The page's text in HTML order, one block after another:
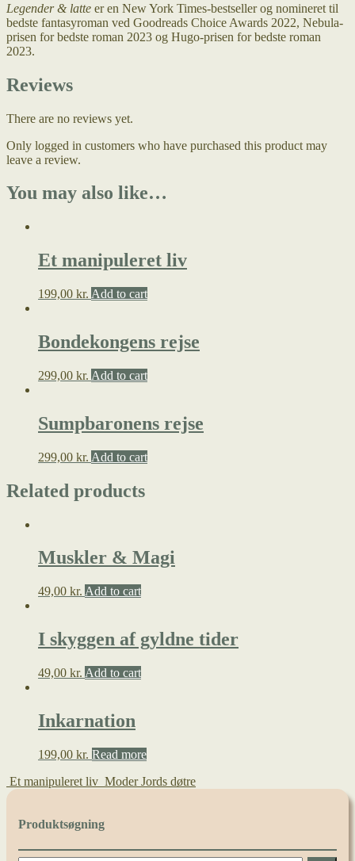
Legender & latte er en New York Times-bestseller og nomineret til
bedste fantasyroman ved Goodreads Choice Awards 2022, Nebula-
prisen for bedste roman 2023 og Hugo-prisen for bedste roman
2023.
Reviews
There are no reviews yet.
Only logged in customers who have purchased this product may
leave a review.
You may also like…
Et manipuleret liv
199,00 kr. Add to cart
Bondekongens rejse
299,00 kr. Add to cart
Sumpbaronens rejse
299,00 kr. Add to cart
Related products
Muskler & Magi
49,00 kr. Add to cart
I skyggen af gyldne tider
49,00 kr. Add to cart
Inkarnation
199,00 kr. Read more
Et manipuleret liv Moder Jords døtre
Produktsøgning